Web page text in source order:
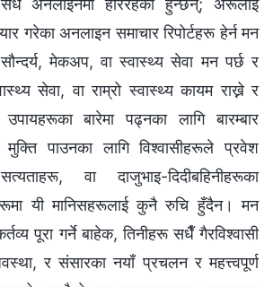
अनलाइनमा हेरिरहेका हुन्छन्; अरूलाई
गरेका अनलाइन समाचार रिपोर्टहरू हेर्न मन
मेकअप, वा स्वास्थ्य सेवा मन पर्छ र
सेवा, वा राम्रो स्वास्थ्य कायम राख्ने र
उपायहरूका बारेमा पढ्नका लागि बारम्बार
पाउनका लागि विश्‍वासीहरूले प्रवेश
वा दाजुभाइ-दिदीबहिनीहरूका
यी मानिसहरूलाई कुनै रुचि हुँदैन। मन
पूरा गर्ने बाहेक, तिनीहरू सधैँ गैरविश्‍वासी
र संसारका नयाँ प्रचलन र महत्त्वपूर्ण